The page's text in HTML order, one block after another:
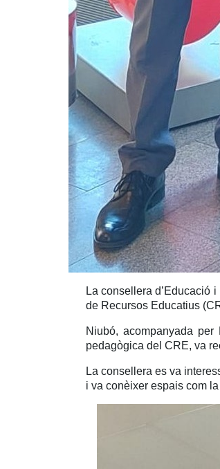
La consellera d’Educació
de Recursos Educatius
Niubó, acompanyada per
pedagògica del CRE, va
La consellera es va
i va conèixer espais com